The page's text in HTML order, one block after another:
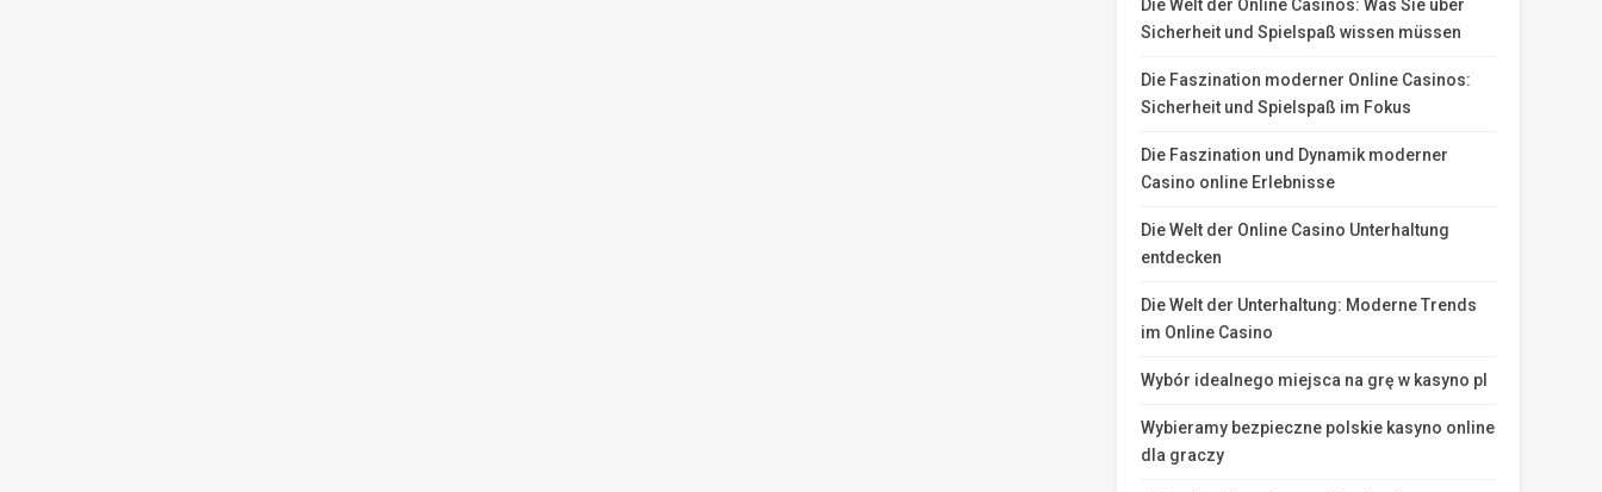
Die Welt der Online Casinos: Was Sie über
Sicherheit und Spielspaß wissen müssen
Die Faszination moderner Online Casinos:
Sicherheit und Spielspaß im Fokus
Die Faszination und Dynamik moderner
Casino online Erlebnisse
Die Welt der Online Casino Unterhaltung
entdecken
Die Welt der Unterhaltung: Moderne Trends
im Online Casino
Wybór idealnego miejsca na grę w kasyno pl
Wybieramy bezpieczne polskie kasyno online
dla graczy